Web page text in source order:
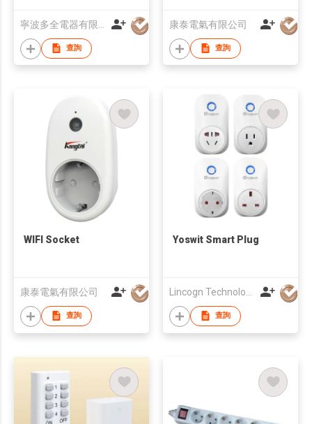
查詢
康泰電氣有限公司
查詢
WIFI Socket
康泰電氣有限公司
查詢
Yoswit Smart Plug
查詢